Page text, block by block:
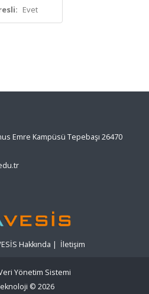
Evet
Emre Kampüsü Tepebaşı 26470
Hakkında | İletişim
Yönetim Sistemi
© 2026